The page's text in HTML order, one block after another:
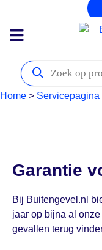
Home > Servicepagina
Garantie
Bij Buitengevel.nl
jaar op bijna al
gevallen terug